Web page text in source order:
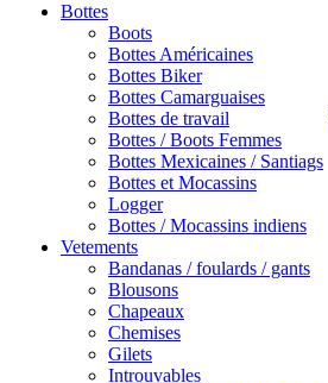
Bottes
Boots
Bottes Américaines
Bottes Biker
Bottes Camarguaises
Bottes de travail
Bottes / Boots Femmes
Bottes Mexicaines / Santiags
Bottes et Mocassins
Logger
Bottes / Mocassins indiens
Vetements
Bandanas / foulards / gants
Blousons
Chapeaux
Chemises
Gilets
Introuvables